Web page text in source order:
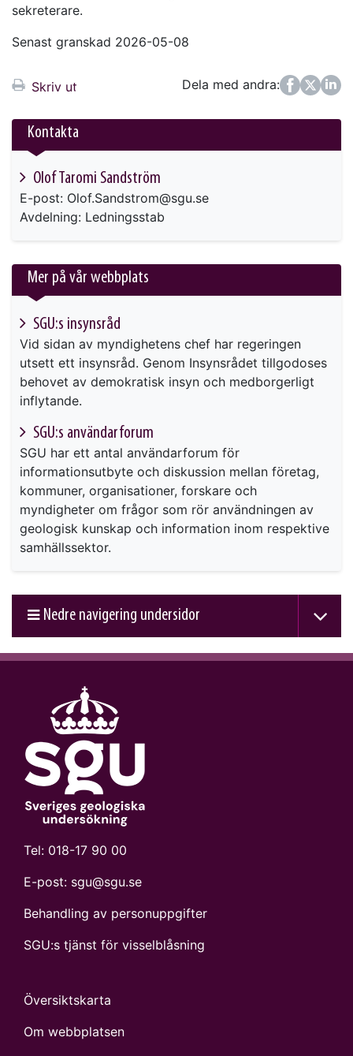
sekreterare.
Senast granskad 2026-05-08
Skriv ut Dela med andra:
FacebookTwitter
LinkedIn
Kontakta
Olof Taromi Sandström
E-post: Olof.Sandstrom@sgu.se
Avdelning: Ledningsstab
Mer på vår webbplats
SGU:s insynsråd
Vid sidan av myndighetens chef har regeringen
utsett ett insynsråd. Genom Insynsrådet tillgodoses
behovet av demokratisk insyn och medborgerligt
inflytande.
SGU:s användarforum
SGU har ett antal användarforum för
informationsutbyte och diskussion mellan företag,
kommuner, organisationer, forskare och
myndigheter om frågor som rör användningen av
geologisk kunskap och information inom respektive
samhällssektor.
Nedre navigering undersidor
Tel: 018-17 90 00
E-post: sgu@sgu.se
Behandling av personuppgifter
SGU:s tjänst för visselblåsning
Översiktskarta
Om webbplatsen